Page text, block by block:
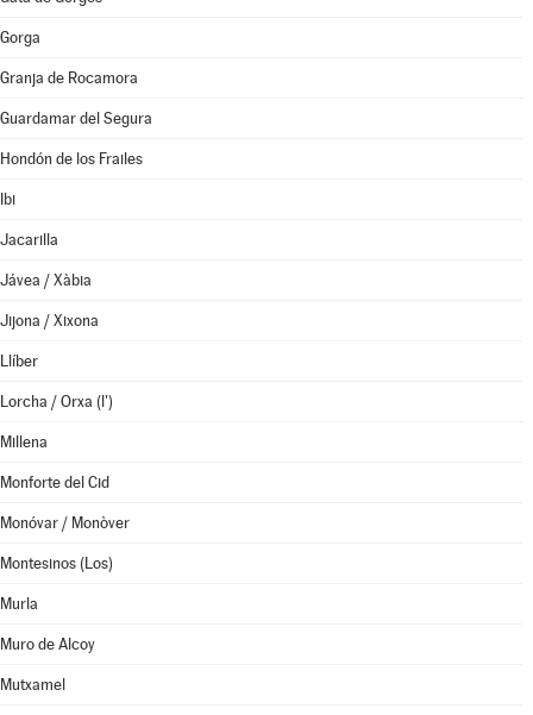
Gorga
Granja de Rocamora
Guardamar del Segura
Hondón de los Frailes
Ibi
Jacarilla
Jávea / Xàbia
Jijona / Xixona
Llíber
Lorcha / Orxa (l')
Millena
Monforte del Cid
Monóvar / Monòver
Montesinos (Los)
Murla
Muro de Alcoy
Mutxamel